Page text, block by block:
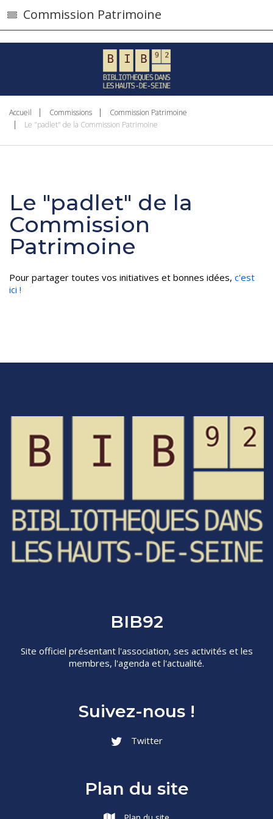
Commission Patrimoine
Accueil Commissions
Commission Patrimoine
Le "padlet" de la Commission Patrimoine
Le "padlet" de la
Commission
Patrimoine
Pour partager toutes vos initiatives et bonnes idées, c'est
ici !
BIB92
Site officiel présentant l'association, ses activités et les
membres, l'agenda et l'actualité.
Suivez-nous !
Twitter
Plan du site